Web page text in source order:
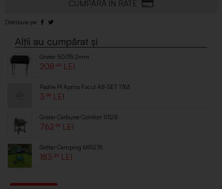
Gratar 50/35 2mm
208 .49
Pastile Pt Aprins Focul 48-SET 1763
3 .99
Gratar Carbune Comfort 11528
762 .99
Grătar Camping MIR276
183 .49